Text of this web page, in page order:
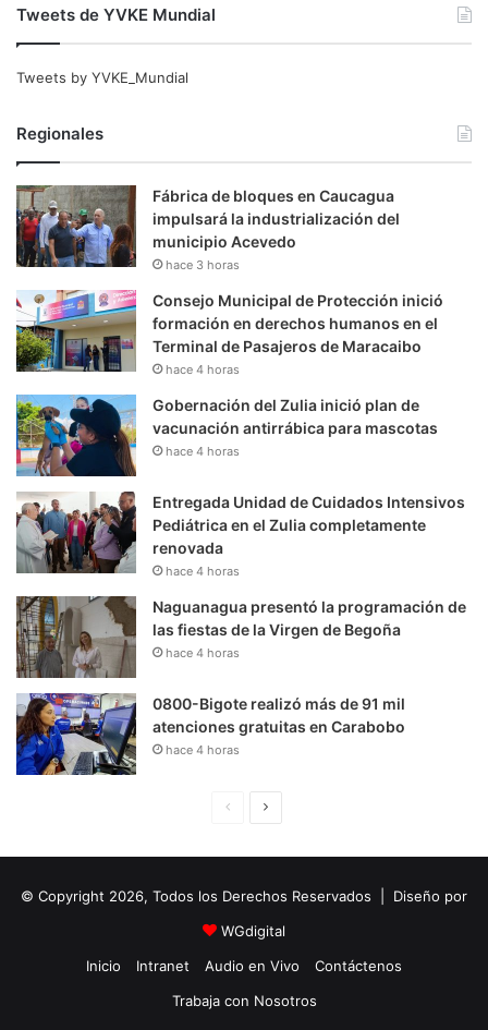
Tweets de YVKE Mundial
Tweets by YVKE_Mundial
Regionales
Fábrica de bloques en Caucagua
impulsará la industrialización del
municipio Acevedo
hace 3 horas
Consejo Municipal de Protección inició
formación en derechos humanos en el
Terminal de Pasajeros de Maracaibo
hace 4 horas
Gobernación del Zulia inició plan de
vacunación antirrábica para mascotas
hace 4 horas
Entregada Unidad de Cuidados Intensivos
Pediátrica en el Zulia completamente
renovada
hace 4 horas
Naguanagua presentó la programación de
las fiestas de la Virgen de Begoña
hace 4 horas
0800-Bigote realizó más de 91 mil
atenciones gratuitas en Carabobo
hace 4 horas
i
n
a
u
i
e
© Copyright 2026, Todos los Derechos Reservados | Diseño por
WGdigital
Inicio
Intranet Audio en Vivo
Contáctenos
Trabaja con Nosotros